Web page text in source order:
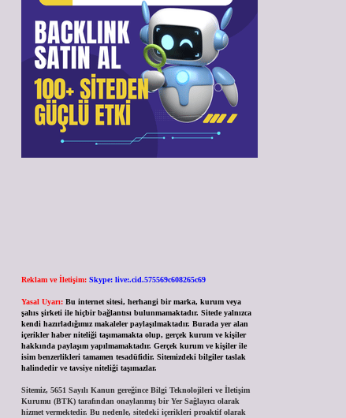
Reklam ve İletişim: Skype: live:.cid.575569c608265c69
Yasal Uyarı: Bu internet sitesi, herhangi bir marka, kurum veya
şahıs şirketi ile hiçbir bağlantısı bulunmamaktadır. Sitede yalnızca
kendi hazırladığımız makaleler paylaşılmaktadır. Burada yer alan
içerikler haber niteliği taşımamakta olup, gerçek kurum ve kişiler
hakkında paylaşım yapılmamaktadır. Gerçek kurum ve kişiler ile
isim benzerlikleri tamamen tesadüfidir. Sitemizdeki bilgiler taslak
halindedir ve tavsiye niteliği taşımazlar.
Sitemiz, 5651 Sayılı Kanun gereğince Bilgi Teknolojileri ve İletişim
Kurumu (BTK) tarafından onaylanmış bir Yer Sağlayıcı olarak
hizmet vermektedir. Bu nedenle, sitedeki içerikleri proaktif olarak